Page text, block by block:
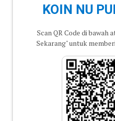
KOIN NU
Scan QR Code di
Sekarang" untuk